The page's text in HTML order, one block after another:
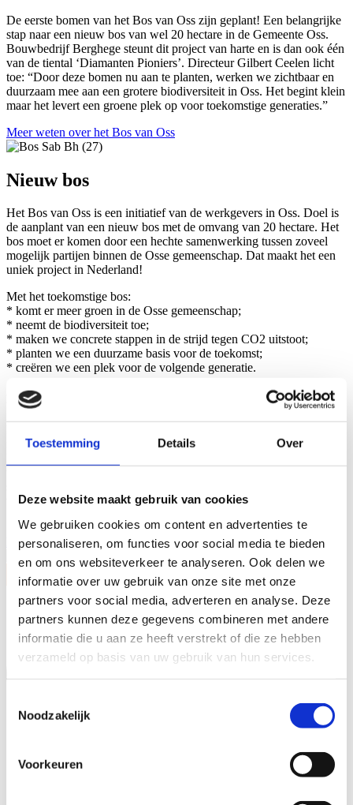
Toestemming Details Over
Deze website maakt gebruik van cookies
We gebruiken cookies om content en advertenties te
personaliseren, om functies voor social media te bieden
en om ons websiteverkeer te analyseren. Ook delen we
informatie over uw gebruik van onze site met onze
partners voor social media, adverteren en analyse. Deze
partners kunnen deze gegevens combineren met andere
informatie die u aan ze heeft verstrekt of die ze hebben
verzameld op basis van uw gebruik van hun services.
Noodzakelijk
Voorkeuren
De eerste bomen van het Bos van Oss zijn geplant! Een belangrijke
stap naar een nieuw bos van wel 20 hectare in de Gemeente Oss.
Bouwbedrijf Berghege steunt dit project van harte en is dan ook één
van de tiental ‘Diamanten Pioniers’. Directeur Gilbert Ceelen licht
toe: “Door deze bomen nu aan te planten, werken we zichtbaar en
duurzaam mee aan een grotere biodiversiteit in Oss. Het begint klein
maar het levert een groene plek op voor toekomstige generaties.”
Meer weten over het Bos van Oss
Nieuw bos
Het Bos van Oss is een initiatief van de werkgevers in Oss. Doel is
de aanplant van een nieuw bos met de omvang van 20 hectare. Het
bos moet er komen door een hechte samenwerking tussen zoveel
mogelijk partijen binnen de Osse gemeenschap. Dat maakt het een
uniek project in Nederland!
Met het toekomstige bos:
* komt er meer groen in de Osse gemeenschap;
* neemt de biodiversiteit toe;
* maken we concrete stappen in de strijd tegen CO2 uitstoot;
* planten we een duurzame basis voor de toekomst;
* creëren we een plek voor de volgende generatie.
Een ijzersterke krachtenbundeling
ijzersterke krachtenbundeling van Bouwbedrijf Berghege uit Oss en
werkwijze. Met 340 medewerkers én met onze opdrachtgevers:
Kennis maken?